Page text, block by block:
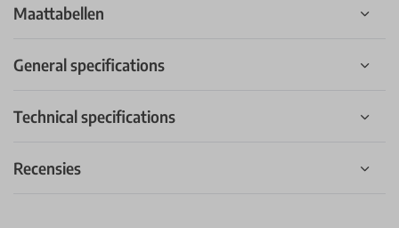
Maattabellen
General specifications
Technical specifications
Recensies